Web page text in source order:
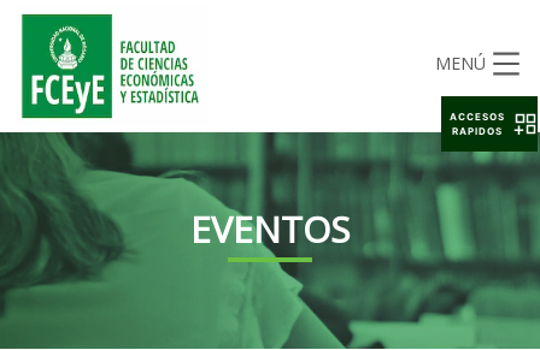
MENÚ
EVENTOS
ACCESOS
RAPIDOS